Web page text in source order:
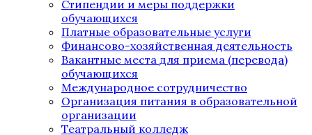
Стипендии и меры поддержки
обучающихся
Платные образовательные услуги
Финансово-хозяйственная деятельность
Вакантные места для приема (перевода)
обучающихся
Международное сотрудничество
Организация питания в образовательной
организации
Театральный колледж